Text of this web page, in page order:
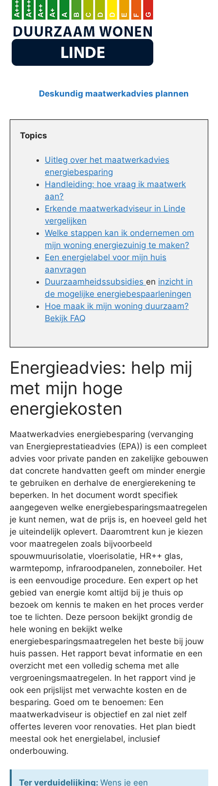
Deskundig maatwerkadvies plannen
Topics
Uitleg over het maatwerkadvies
energiebesparing
Handleiding: hoe vraag ik maatwerk
aan?
Erkende maatwerkadviseur in Linde
vergelijken
Welke stappen kan ik ondernemen om
mijn woning energiezuinig te maken?
Een energielabel voor mijn huis
aanvragen
Duurzaamheidssubsidies en inzicht in
de mogelijke energiebespaarleningen
Hoe maak ik mijn woning duurzaam?
Bekijk FAQ
Energieadvies: help mij
met mijn hoge
energiekosten
Maatwerkadvies energiebesparing (vervanging
van Energieprestatieadvies (EPA)) is een compleet
advies voor private panden en zakelijke gebouwen
dat concrete handvatten geeft om minder energie
te gebruiken en derhalve de energierekening te
beperken. In het document wordt specifiek
aangegeven welke energiebesparingsmaatregelen
je kunt nemen, wat de prijs is, en hoeveel geld het
je uiteindelijk oplevert. Daaromtrent kun je kiezen
voor maatregelen zoals bijvoorbeeld
spouwmuurisolatie, vloerisolatie, HR++ glas,
warmtepomp, infraroodpanelen, zonneboiler. Het
is een eenvoudige procedure. Een expert op het
gebied van energie komt altijd bij je thuis op
bezoek om kennis te maken en het proces verder
toe te lichten. Deze persoon bekijkt grondig de
hele woning en bekijkt welke
energiebesparingsmaatregelen het beste bij jouw
huis passen. Het rapport bevat informatie en een
overzicht met een volledig schema met alle
vergroeningsmaatregelen. In het rapport vind je
ook een prijslijst met verwachte kosten en de
besparing. Goed om te benoemen: Een
maatwerkadviseur is objectief en zal niet zelf
offertes leveren voor renovaties. Het plan biedt
meestal ook het energielabel, inclusief
onderbouwing.
Ter verduidelijking: Wens je een